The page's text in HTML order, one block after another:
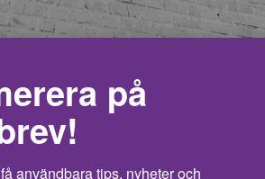
på
användbara tips, nyheter och